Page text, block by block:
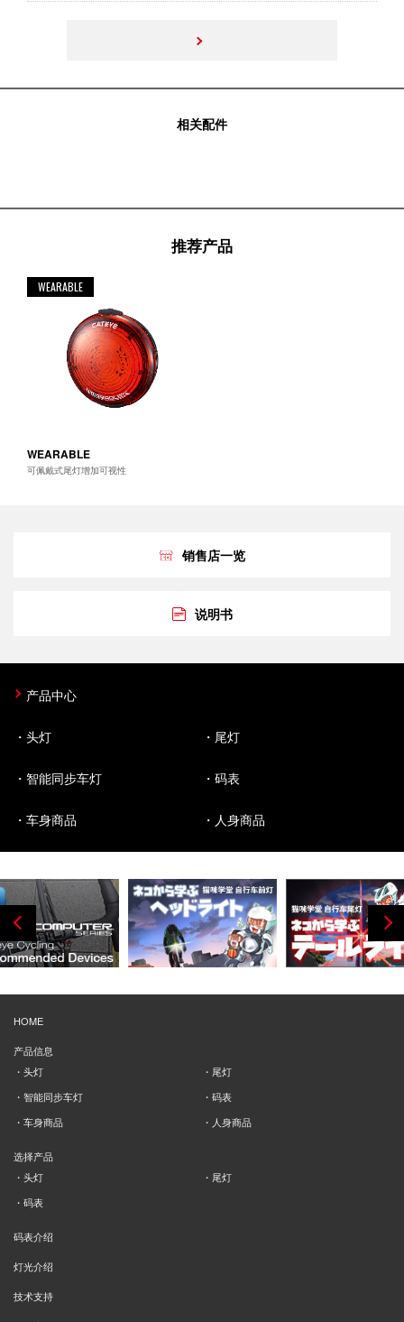
相关配件
推荐产品
WEARABLE
WEARABLE
可佩戴式尾灯增加可视性
销售店一览
说明书
产品中心
头灯 尾灯
智能同步车灯 码表
车身商品 人身商品
HOME
产品信息
头灯
尾灯
智能同步车灯
码表
车身商品
人身商品
选择产品
头灯
尾灯
码表
码表介绍
灯光介绍
技术支持